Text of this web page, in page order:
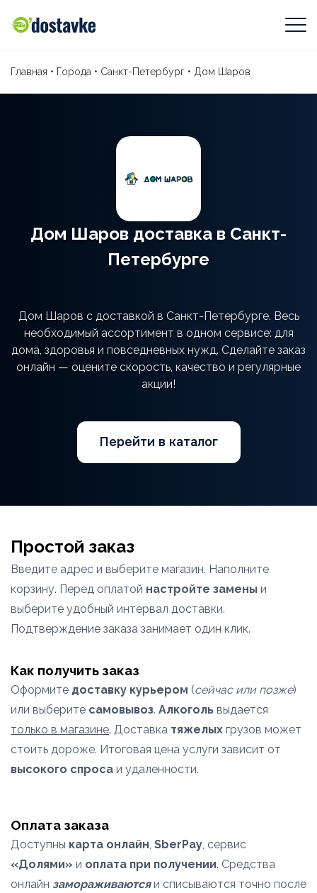
Главная • Города • Санкт-Петербург • Дом Шаров
Дом Шаров доставка в Санкт-
Петербурге
Дом Шаров с доставкой в Санкт-Петербурге. Весь
необходимый ассортимент в одном сервисе: для
дома, здоровья и повседневных нужд. Сделайте заказ
онлайн — оцените скорость, качество и регулярные
акции!
Перейти в каталог
Простой заказ
Введите адрес и выберите магазин. Наполните
корзину. Перед оплатой настройте замены и
выберите удобный интервал доставки.
Подтверждение заказа занимает один клик.
Как получить заказ
Оформите доставку курьером (сейчас или позже)
или выберите самовывоз. Алкоголь выдается
только в магазине. Доставка тяжелых грузов может
стоить дороже. Итоговая цена услуги зависит от
высокого спроса и удаленности.
Оплата заказа
Доступны карта онлайн, SberPay, сервис
«Долями» и оплата при получении. Средства
онлайн замораживаютсяи списываются точно после